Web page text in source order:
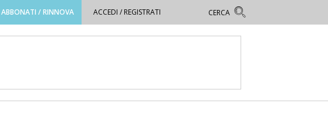
ABBONATI / RINNOVA ACCEDI / REGISTRATI